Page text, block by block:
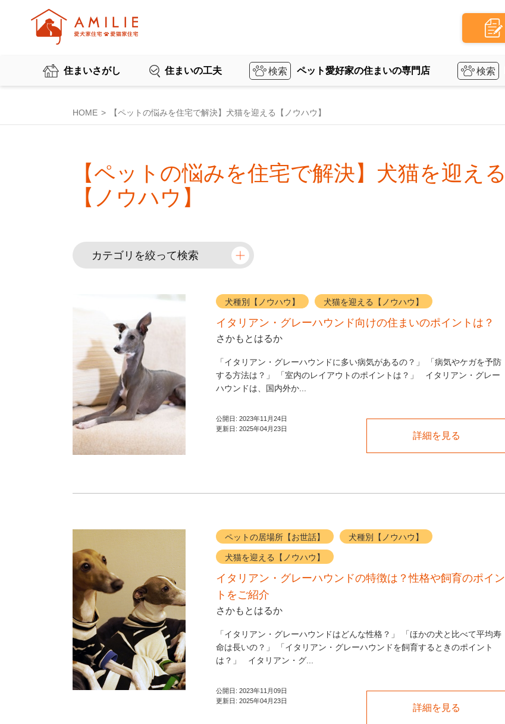
住まいさがし 住まいの工夫 ペット愛好家の住まいの専門店
HOME 【ペットの悩みを住宅で解決】犬猫を迎える【ノウハウ】
【ペットの悩みを住宅で解決】犬猫を迎える
【ノウハウ】
カテゴリを絞って検索
犬種別【ノウハウ】 犬猫を迎える【ノウハウ】
イタリアン・グレーハウンド向けの住まいのポイントは？
さかもとはるか
「イタリアン・グレーハウンドに多い病気があるの？」 「病気やケガを予防
する方法は？」 「室内のレイアウトのポイントは？」 イタリアン・グレー
ハウンドは、国内外か...
公開日: 2023年11月24日
更新日: 2025年04月23日
詳細を見る
ペットの居場所【お世話】 犬種別【ノウハウ】
犬猫を迎える【ノウハウ】
イタリアン・グレーハウンドの特徴は？性格や飼育のポイン
トをご紹介
さかもとはるか
「イタリアン・グレーハウンドはどんな性格？」 「ほかの犬と比べて平均寿
命は長いの？」 「イタリアン・グレーハウンドを飼育するときのポイント
は？」 イタリアン・グ...
公開日: 2023年11月09日
更新日: 2025年04月23日
詳細を見る